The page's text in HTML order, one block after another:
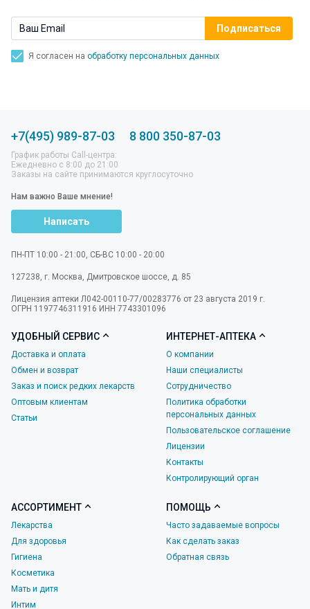
Я согласен на обработку персональных данных
+7(495) 989-87-03 8 800 350-87-03
График работы Call-центра:
Ежедневно с 8:00 до 21:00
Заказы на сайте принимаются круглосуточно
Нам важно Ваше мнение!
Написать
ПН-ПТ 10:00 - 21:00, СБ-ВС 10:00 - 20:00
127238, г. Москва, Дмитровское шоссе, д. 85
Лицензия аптеки Л042-00110-77/00283776 от 23 августа 2019 г.
ОГРН 1197746311916 ИНН 7743301096
УДОБНЫЙ СЕРВИС
Доставка и оплата
Обмен и возврат
Заказ и поиск редких лекарств
Оптовым клиентам
Статьи
ИНТЕРНЕТ-АПТЕКА
О компании
Наши специалисты
Сотрудничество
Политика обработки
персональных данных
Пользовательское соглашение
Лицензии
Контакты
Контролирующий орган
АССОРТИМЕНТ
Лекарства
Для здоровья
Гигиена
Косметика
Мать и дитя
Интим
ПОМОЩЬ
Часто задаваемые вопросы
Как сделать заказ
Обратная связь